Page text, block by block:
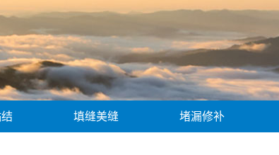
填缝美缝 堵漏修补